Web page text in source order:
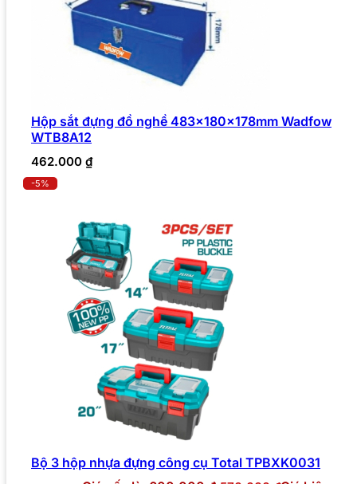
Hộp sắt đựng đồ nghề 483x180x178mm Wadfow
WTB8A12
462.000 ₫
-5%
Bộ 3 hộp nhựa đựng công cụ Total TPBXK0031